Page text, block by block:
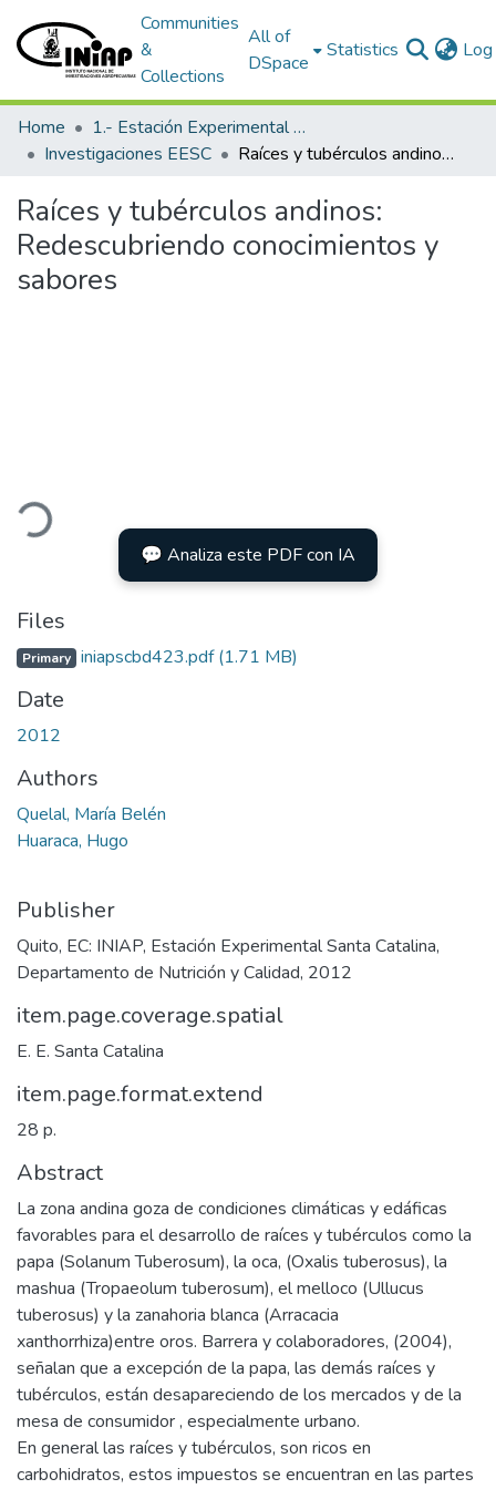
Communities
&
Collections
All of
DSpace
Statistics
Home
1.- Estación Experimental Santa Catalina
Investigaciones EESC
Raíces y tubérculos andinos: Redescubriendo conocimientos y sabores
Raíces y tubérculos andinos:
Redescubriendo conocimientos y
sabores
💬 Analiza este PDF con IA
Files
Primary iniapscbd423.pdf(1.71 MB)
Date
2012
Authors
Quelal, María Belén
Huaraca, Hugo
Publisher
Quito, EC: INIAP, Estación Experimental Santa Catalina,
Departamento de Nutrición y Calidad, 2012
item.page.coverage.spatial
E. E. Santa Catalina
item.page.format.extend
28 p.
Abstract
La zona andina goza de condiciones climáticas y edáficas
favorables para el desarrollo de raíces y tubérculos como la
papa (Solanum Tuberosum), la oca, (Oxalis tuberosus), la
mashua (Tropaeolum tuberosum), el melloco (Ullucus
tuberosus) y la zanahoria blanca (Arracacia
xanthorrhiza)entre oros. Barrera y colaboradores, (2004),
señalan que a excepción de la papa, las demás raíces y
tubérculos, están desapareciendo de los mercados y de la
mesa de consumidor , especialmente urbano.
En general las raíces y tubérculos, son ricos en
carbohidratos, estos impuestos se encuentran en las partes